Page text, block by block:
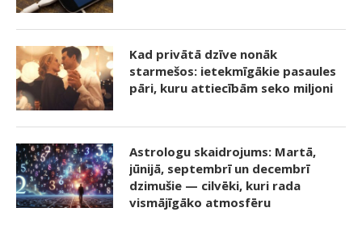
Kad privātā dzīve nonāk
starmešos: ietekmīgākie pasaules
pāri, kuru attiecībām seko miljoni
Astrologu skaidrojums: Martā,
jūnijā, septembrī un decembrī
dzimušie — cilvēki, kuri rada
vismājīgāko atmosfēru